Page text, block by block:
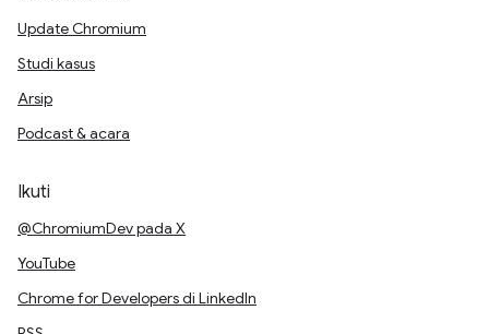
Update Chromium
Studi kasus
Arsip
Podcast & acara
Ikuti
@ChromiumDev pada X
YouTube
Chrome for Developers di LinkedIn